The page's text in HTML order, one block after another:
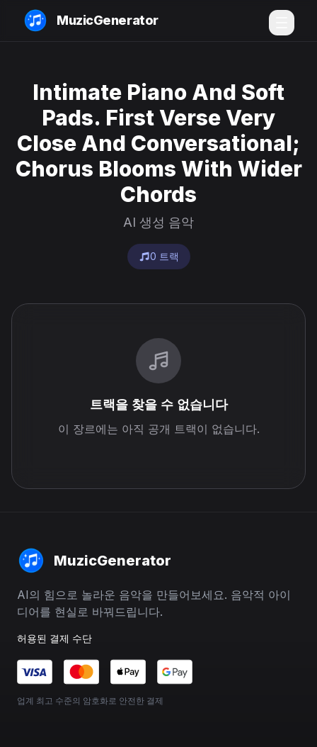
MuzicGenerator
Intimate Piano And Soft
Pads. First Verse Very
Close And Conversational;
Chorus Blooms With Wider
Chords
AI 생성 음악
0 트랙
트랙을 찾을 수 없습니다
이 장르에는 아직 공개 트랙이 없습니다.
MuzicGenerator
AI의 힘으로 놀라운 음악을 만들어보세요. 음악적 아이
디어를 현실로 바꿔드립니다.
허용된 결제 수단
업계 최고 수준의 암호화로 안전한 결제